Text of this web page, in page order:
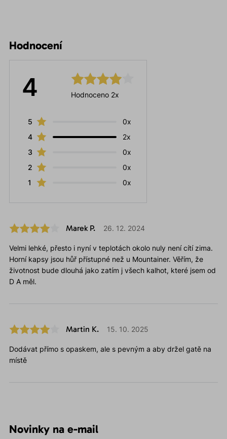
Hodnocení
4 Hodnoceno 2x
5
0x
4
2x
3
0x
2
0x
1
0x
Marek P. 26. 12. 2024
Velmi lehké, přesto i nyní v teplotách okolo nuly není cítí zima.
Horní kapsy jsou hůř přístupné než u Mountainer. Věřím, že
životnost bude dlouhá jako zatím j všech kalhot, které jsem od
D A měl.
Martin K. 15. 10. 2025
Dodávat přímo s opaskem, ale s pevným a aby držel gatě na
místě
Novinky na e-mail